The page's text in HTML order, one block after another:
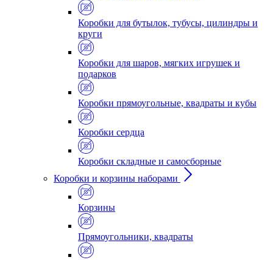
Коробки для бутылок, тубусы, цилиндры и
круги
Коробки для шаров, мягких игрушек и
подарков
Коробки прямоугольные, квадраты и кубы
Коробки сердца
Коробки складные и самосборные
Коробки и корзины наборами
Корзины
Прямоугольники, квадраты